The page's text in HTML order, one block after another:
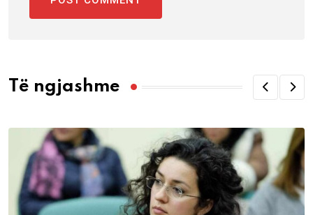
Të ngjashme